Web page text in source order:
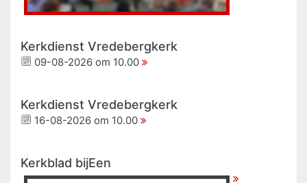
Kerkdienst Vredebergkerk
09-08-2026 om 10.00
Kerkdienst Vredebergkerk
16-08-2026 om 10.00
Kerkblad bijEen